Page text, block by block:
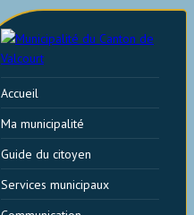
Accueil
Ma municipalité
Guide du citoyen
Services municipaux